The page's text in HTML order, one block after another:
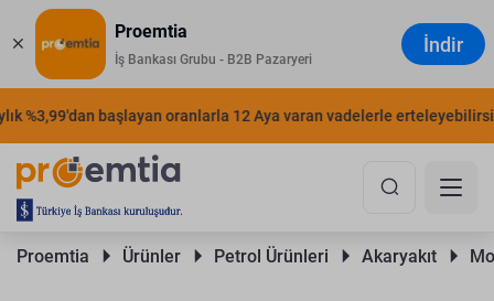
Proemtia
İş Bankası Grubu - B2B Pazaryeri
İndir
%3,99'dan başlayan oranlarla 12 Aya varan vadelerle
Proemtia Ürünler Petrol Ürünleri Akaryakıt